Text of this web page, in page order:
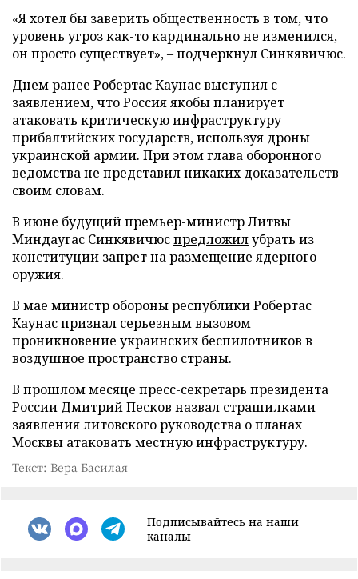
«Я хотел бы заверить общественность в том, что
уровень угроз как-то кардинально не изменился,
он просто существует», – подчеркнул Синкявичюс.
Днем ранее Робертас Каунас выступил с
заявлением, что Россия якобы планирует
атаковать критическую инфраструктуру
прибалтийских государств, используя дроны
украинской армии. При этом глава оборонного
ведомства не представил никаких доказательств
своим словам.
В июне будущий премьер-министр Литвы
Миндаугас Синкявичюспредложилубрать из
конституции запрет на размещение ядерного
оружия.
В мае министр обороны республики Робертас
Каунаспризнал серьезным вызовом
проникновение украинских беспилотников в
воздушное пространство страны.
В прошлом месяце пресс-секретарь президента
России Дмитрий Песков назвал страшилками
заявления литовского руководства о планах
Москвы атаковать местную инфраструктуру.
Текст: Вера Басилая
Подписывайтесь на наши
каналы